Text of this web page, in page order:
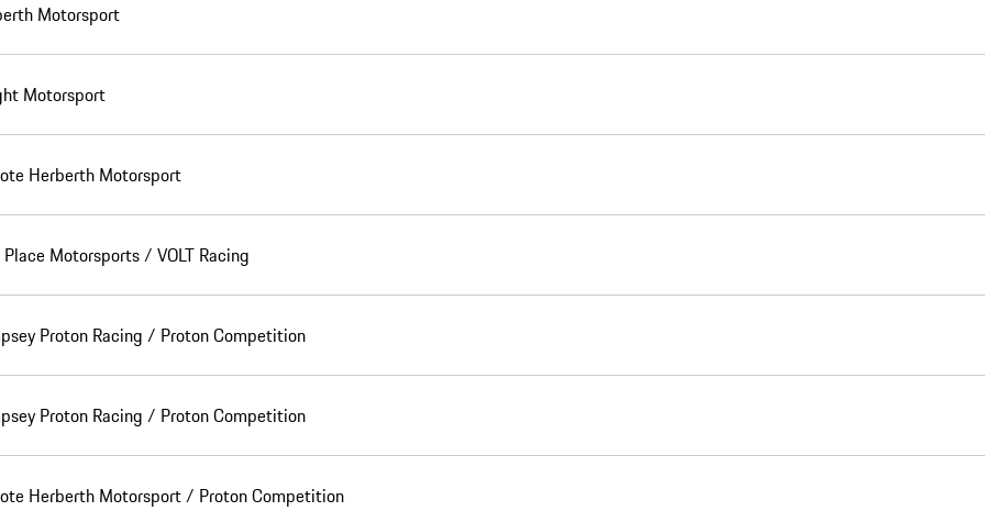
Motorsport
Motorsport
Herberth Motorsport
Place Motorsports / VOLT Racing
Proton Racing / Proton Competition
Proton Racing / Proton Competition
Herberth Motorsport / Proton Competition